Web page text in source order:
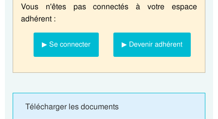
Vous n'êtes pas connectés à votre espace
adhérent :
▶ Se connecter ▶ Devenir adhérent
Télécharger les documents